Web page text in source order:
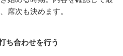
席次も決めます。
ち合わせを行う